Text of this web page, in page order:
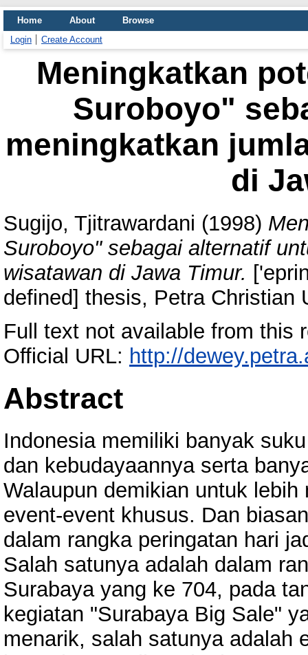
Home About
Browse
Login
Create Account
Meningkatkan
Suroboyo"
meningkatkan
di
Sugijo, Tjitrawardani (1998)
Suroboyo" sebagai alternatif
wisatawan di Jawa Timur.
defined] thesis, Petra Christian
Full text not available from this
Official URL: http://
Abstract
Indonesia memiliki banyak
dan kebudayaannya serta
Walaupun demikian untuk
event-event khusus. Dan
dalam rangka peringatan hari
Salah satunya adalah dalam
Surabaya yang ke 704, pada
kegiatan "Surabaya Big Sale"
menarik, salah satunya adalah